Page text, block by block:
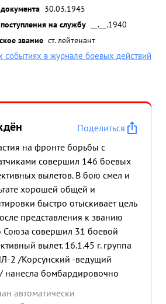
30.03.1945
на службу
__.__.1940
звание ст. лейтенант
событиях в журнале боевых действий
Поделиться
на фронте борьбы с
совершил 146 боевых
вылетов. В бою смел и
хорошей общей и
быстро отыскивает цель
представления к званию
Союза совершил 31 боевой
вылет. 16.1.45 г. группа
2 /Корсунский -ведущий
нанесла бомбардировочно
батарее полевой артиллерии
противника в районе
автоматически